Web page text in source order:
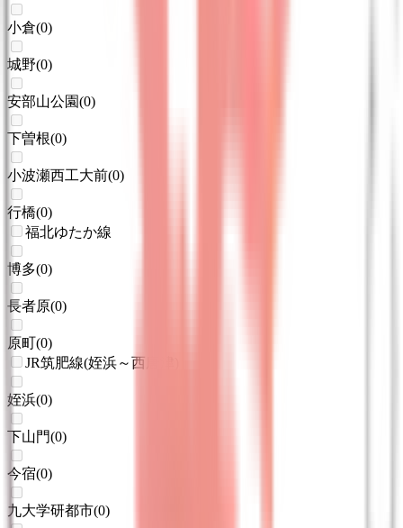
小倉(0)
城野(0)
安部山公園(0)
下曽根(0)
小波瀬西工大前(0)
行橋(0)
福北ゆたか線
博多(0)
長者原(0)
原町(0)
JR筑肥線(姪浜～西唐津)
姪浜(0)
下山門(0)
今宿(0)
九大学研都市(0)